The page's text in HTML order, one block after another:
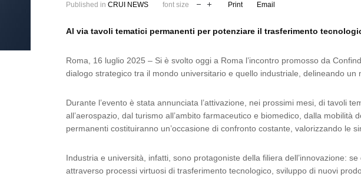
Published in CRUI NEWS font size Print Email
Al via tavoli tematici permanenti per potenziare il trasferimento
Roma, 16 luglio 2025 – Si è svolto oggi a Roma l’incontro promosso da
dialogo strategico tra il mondo universitario e quello industriale, delineando
Durante l’evento è stata annunciata l’attivazione, nei prossimi mesi, di tavoli
all’aerospazio, dal turismo all’ambito farmaceutico e biomedico, dalla
permanenti costituiranno un’occasione di confronto costante, valorizzando le
Industria e università, infatti, sono protagoniste della filiera dell’innovazione:
attraverso processi virtuosi di trasferimento tecnologico, sviluppo di nuovi